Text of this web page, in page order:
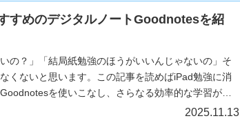
すめのデジタルノートGoodnotesを紹
の？」「結局紙勉強のほうがいいんじゃないの」そ
くないと思います。この記事を読めばiPad勉強に消
を使いこなし、さらなる効率的な学習がで
2025.11.13